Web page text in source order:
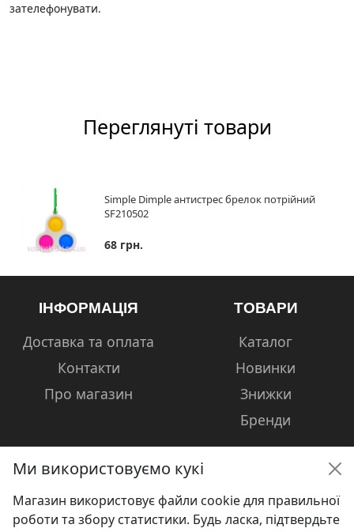
зателефонувати.
Переглянуті товари
Simple Dimple антистрес брелок потрійний
SF210502
68 грн.
ІНФОРМАЦІЯ
Доставка та оплата
Контакти
Про магазин
ТОВАРИ
Каталог
Новинки
Знижки
Бренди
КОНТАКТИ
Ми використовуємо кукі
Магазин використовує файли cookie для правильної
роботи та збору статистики. Будь ласка, підтвердьте